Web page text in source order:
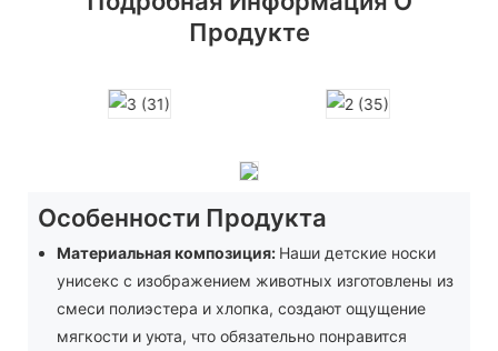
Продукте
Особенности Продукта
Материальная композиция: Наши детские носки
унисекс с изображением животных изготовлены из
смеси полиэстера и хлопка, создают ощущение
мягкости и уюта, что обязательно понравится